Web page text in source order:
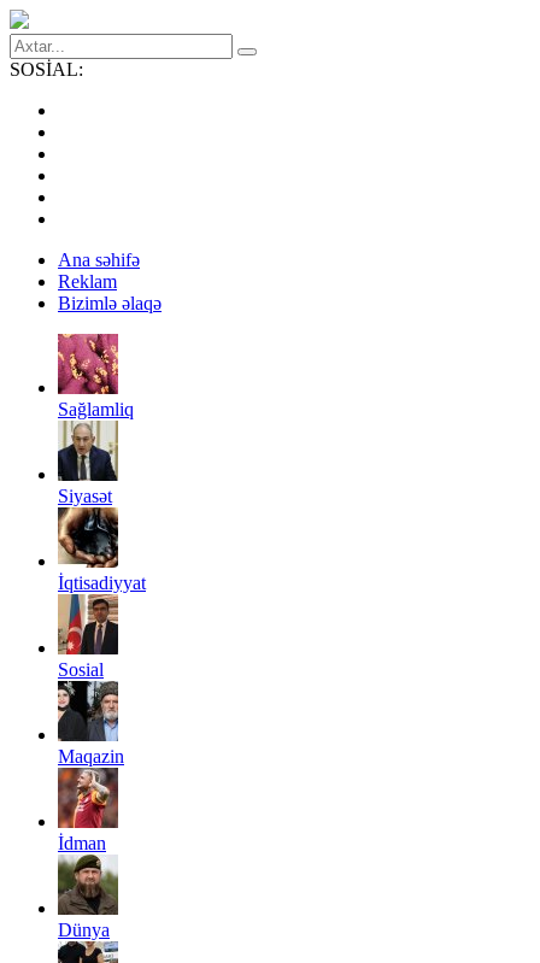
SOSİAL:
Ana səhifə
Reklam
Bizimlə əlaqə
Sağlamliq
Siyasət
İqtisadiyyat
Sosial
Maqazin
İdman
Dünya